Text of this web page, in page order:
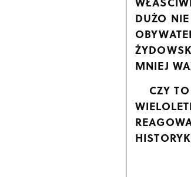
DUŻO
MNIEJ
CZY